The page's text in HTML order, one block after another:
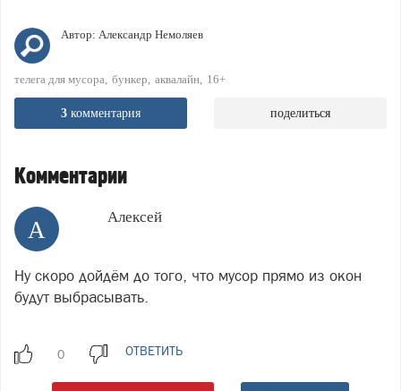
Автор: Александр Немоляев
телега для мусора бункер аквалайн 16+
3 комментария поделиться
Комментарии
А Алексей
Ну скоро дойдём до того, что мусор прямо из окон
будут выбрасывать.
ОТВЕТИТЬ